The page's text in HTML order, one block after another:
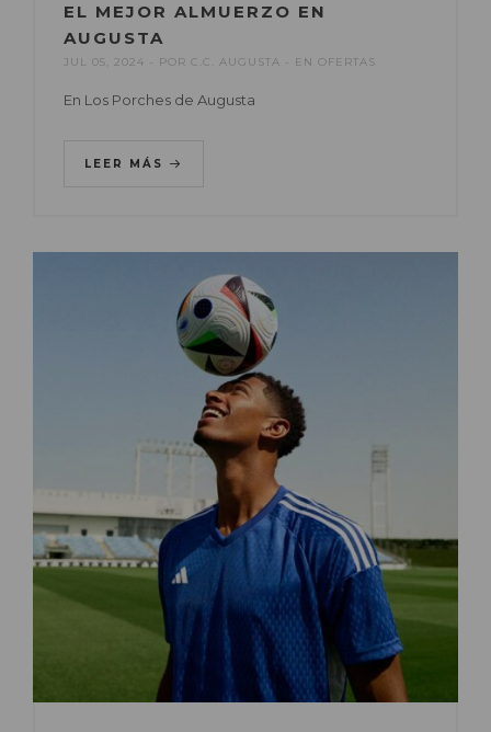
EL MEJOR ALMUERZO EN
AUGUSTA
JUL 05, 2024 POR C.C. AUGUSTA EN OFERTAS
En Los Porches de Augusta
LEER MÁS